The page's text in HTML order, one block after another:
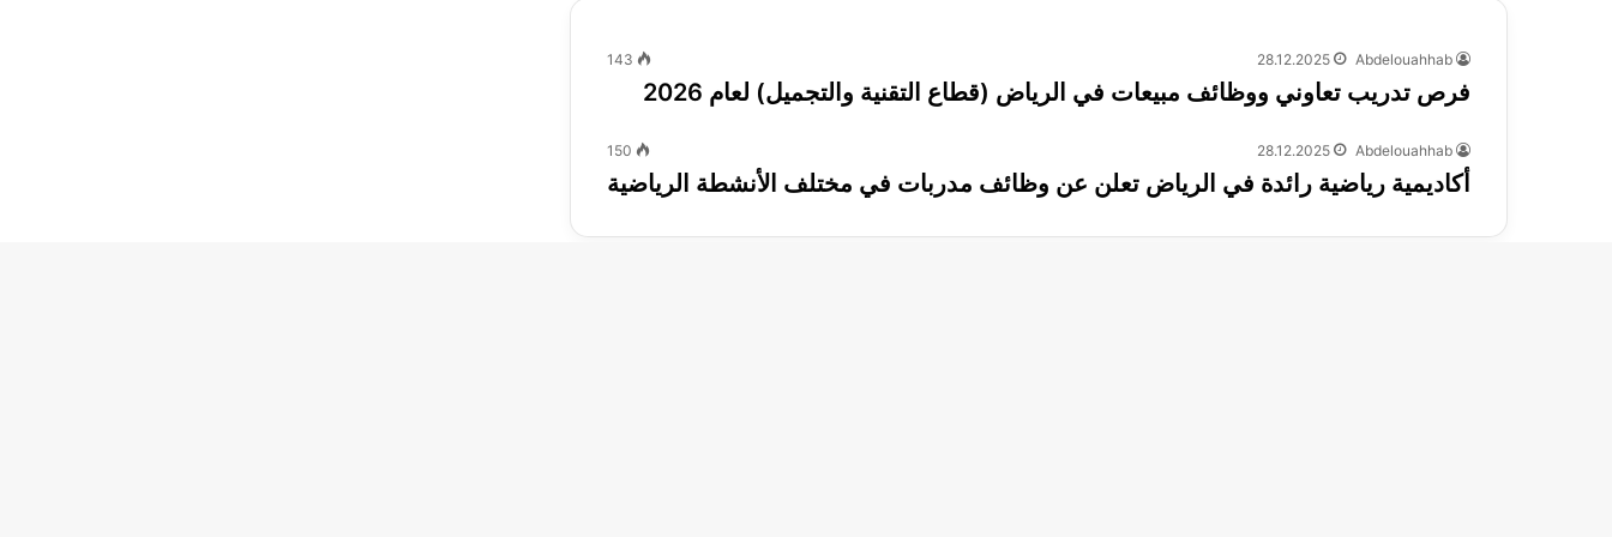
Abdelouahhab
28.12.2025
143
فرص تدريب تعاوني ووظائف مبيعات في الرياض (قطاع التقنية والتجميل) لعام 2026
Abdelouahhab
28.12.2025
150
أكاديمية رياضية رائدة في الرياض تعلن عن وظائف مدربات في مختلف الأنشطة الرياضية